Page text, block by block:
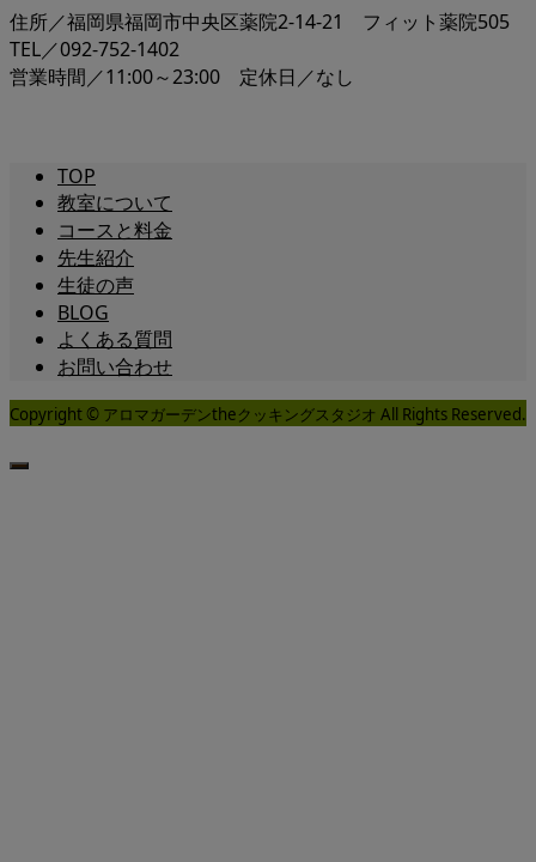
住所／福岡県福岡市中央区薬院2-14-21 フィット薬院505
TEL／092-752-1402
営業時間／11:00～23:00 定休日／なし
TOP
教室について
コースと料金
先生紹介
生徒の声
BLOG
よくある質問
お問い合わせ
Copyright © アロマガーデンtheクッキングスタジオ All Rights Reserved.